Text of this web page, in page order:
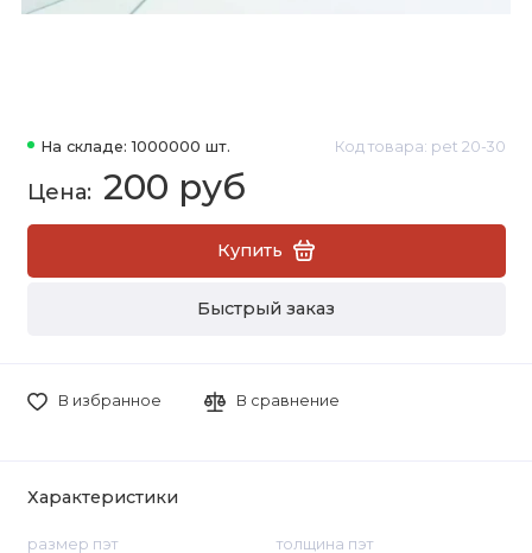
На складе: 1000000 шт. Код товара: pet 20-30
200 руб
Купить
Быстрый заказ
В избранное В сравнение
Характеристики
размер пэт толщина пэт